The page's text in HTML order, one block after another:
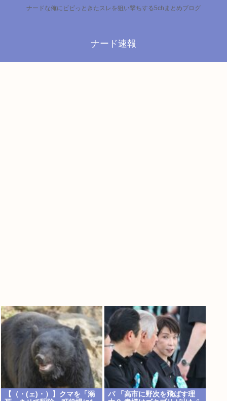
ナードな俺にビビっときたスレを狙い撃ちする5chまとめブログ
ナード速報
【（・(ェ)・）】クマを「溺
パ 「高市に野次を飛ばす理